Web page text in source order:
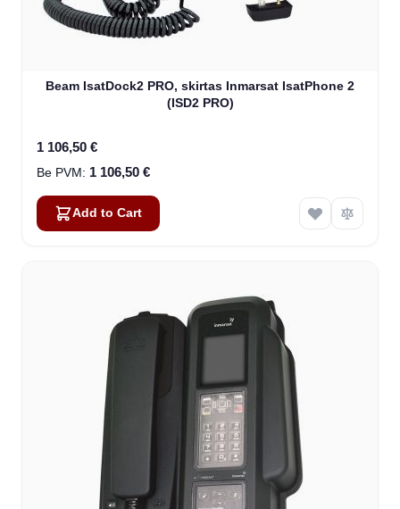
Beam IsatDock2 PRO, skirtas Inmarsat IsatPhone 2
(ISD2 PRO)
1 106,50 €
1 106,50 €
Add to Cart